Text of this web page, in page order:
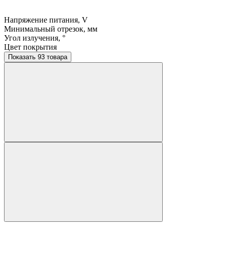
Напряжение питания, V
Минимальный отрезок, мм
Угол излучения, °
Цвет покрытия
Показать 93 товара